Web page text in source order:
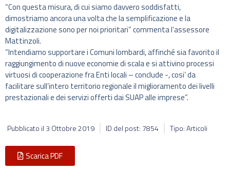
“Con questa misura, di cui siamo davvero soddisfatti,
dimostriamo ancora una volta che la semplificazione e la
digitalizzazione sono per noi prioritari” commenta l’assessore
Mattinzoli.
“Intendiamo supportare i Comuni lombardi, affinché sia favorito il
raggiungimento di nuove economie di scala e si attivino processi
virtuosi di cooperazione fra Enti locali – conclude -, cosi’ da
facilitare sull’intero territorio regionale il miglioramento dei livelli
prestazionali e dei servizi offerti dai SUAP alle imprese”.
Pubblicato il 3 Ottobre 2019 ID del post: 7854 Tipo: Articoli
Scarica PDF